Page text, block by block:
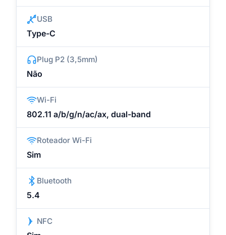
USB
Type-C
Plug P2 (3,5mm)
Não
Wi-Fi
802.11 a/b/g/n/ac/ax, dual-band
Roteador Wi-Fi
Sim
Bluetooth
5.4
NFC